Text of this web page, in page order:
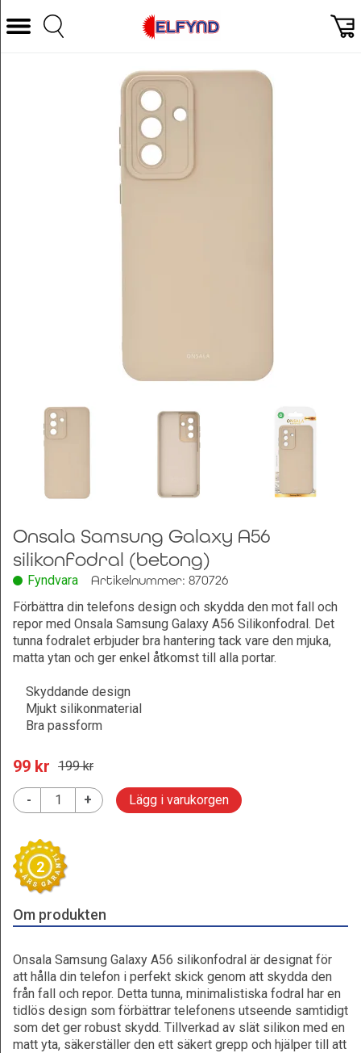
Välj Kategori
Wearables och träning
Leksaker och Hobby
Onsala Samsung Galaxy A56
silikonfodral (betong)
Fyndvara
Artikelnummer: 870726
Förbättra din telefons design och skydda den mot fall och
repor med Onsala Samsung Galaxy A56 Silikonfodral. Det
tunna fodralet erbjuder bra hantering tack vare den mjuka,
matta ytan och ger enkel åtkomst till alla portar.
Skyddande design
Mjukt silikonmaterial
Bra passform
99 kr 199 kr
- + Lägg i varukorgen
2
Om produkten
Onsala Samsung Galaxy A56 silikonfodral är designat för
att hålla din telefon i perfekt skick genom att skydda den
från fall och repor. Detta tunna, minimalistiska fodral har en
tidlös design som förbättrar telefonens utseende samtidigt
som det ger robust skydd. Tillverkad av slät silikon med en
matt yta, säkerställer den ett säkert grepp och hjälper till att